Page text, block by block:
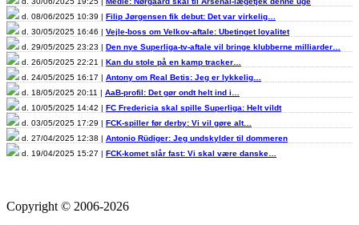
d. 08/06/2025 10:39 | Filip Jørgensen fik debut: Det var virkelig…
d. 30/05/2025 16:46 | Vejle-boss om Velkov-aftale: Ubetinget loyalitet
d. 29/05/2025 23:23 | Den nye Superliga-tv-aftale vil bringe klubberne milliarder…
d. 26/05/2025 22:21 | Kan du stole på en kamp tracker…
d. 24/05/2025 16:17 | Antony om Real Betis: Jeg er lykkelig…
d. 18/05/2025 20:11 | AaB-profil: Det gør ondt helt ind i…
d. 10/05/2025 14:42 | FC Fredericia skal spille Superliga: Helt vildt
d. 03/05/2025 17:29 | FCK-spiller før derby: Vi vil gøre alt…
d. 27/04/2025 12:38 | Antonio Rüdiger: Jeg undskylder til dommeren
d. 19/04/2025 15:27 | FCK-komet slår fast: Vi skal være danske…
Copyright © 2006-2026